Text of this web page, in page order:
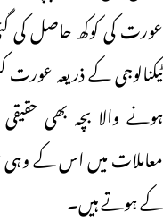
عورت کی کوکھ حاصل کی
ٹیکنالوجی کے ذریعہ عورت
ہونے والا بچہ بھی
معاملات میں اس کے وہی
کے ہوتے ہیں۔